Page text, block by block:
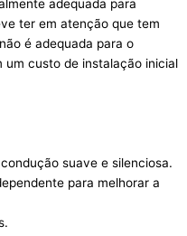
adequada para
ter em atenção que tem
é adequada para o
um custo de instalação inicial
suave e silenciosa.
para melhorar a